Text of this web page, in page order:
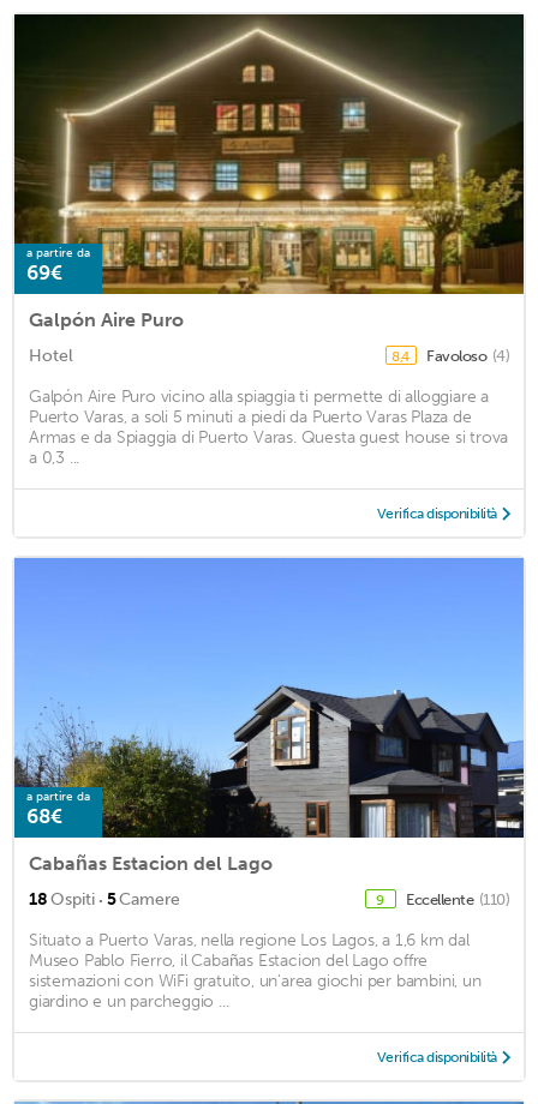
a partire da
69€
Galpón Aire Puro
Hotel 8,4 Favoloso (4)
Galpón Aire Puro vicino alla spiaggia ti permette di alloggiare a
Puerto Varas, a soli 5 minuti a piedi da Puerto Varas Plaza de
Armas e da Spiaggia di Puerto Varas. Questa guest house si trova
a 0,3 ...
Verifica disponibilità
a partire da
68€
Cabañas Estacion del Lago
18Ospiti · 5Camere 9 Eccellente (110)
Situato a Puerto Varas, nella regione Los Lagos, a 1,6 km dal
Museo Pablo Fierro, il Cabañas Estacion del Lago offre
sistemazioni con WiFi gratuito, un'area giochi per bambini, un
giardino e un parcheggio ...
Verifica disponibilità